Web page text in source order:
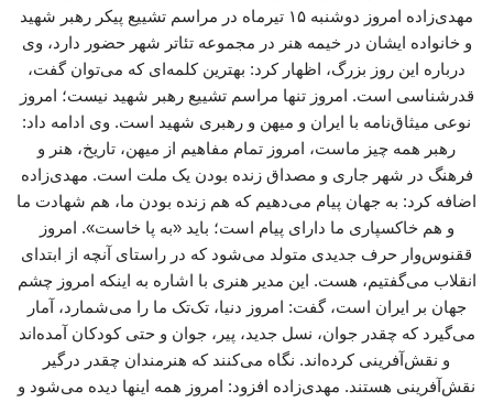
مهدی‌زاده امروز دوشنبه ۱۵ تیرماه در مراسم تشییع پیکر رهبر شهید
و خانواده ایشان در خیمه هنر در مجموعه تئاتر شهر حضور دارد، وی
درباره این روز بزرگ، اظهار کرد: بهترین کلمه‌ای که می‌توان گفت،
قدرشناسی است. امروز تنها مراسم تشییع رهبر شهید نیست؛ امروز
نوعی میثاق‌نامه با ایران و میهن و رهبری شهید است. وی ادامه داد:
رهبر همه چیز ماست، امروز تمام مفاهیم از میهن، تاریخ، هنر و
فرهنگ در شهر جاری و مصداق زنده بودن یک ملت است. مهدی‌زاده
اضافه کرد: به جهان پیام می‌دهیم که هم زنده بودن ما، هم شهادت ما
و هم خاکسپاری ما دارای پیام است؛ باید «به پا خاست». امروز
ققنوس‌وار حرف جدیدی متولد می‌شود که در راستای آنچه از ابتدای
انقلاب می‌گفتیم، هست. این مدیر هنری با اشاره به اینکه امروز چشم
جهان بر ایران است، گفت: امروز دنیا، تک‌تک ما را می‌شمارد، آمار
می‌گیرد که چقدر جوان، نسل جدید، پیر، جوان و حتی کودکان آمده‌اند
و نقش‌آفرینی کرده‌اند. نگاه می‌کنند که هنرمندان چقدر درگیر
نقش‌آفرینی هستند. مهدی‌زاده افزود: امروز همه اینها دیده می‌شود و